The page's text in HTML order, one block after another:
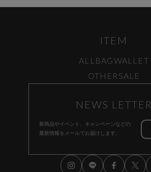
ITEM
ALL BAGWALLET
OTHER SALE
NEWS LETTER
新商品やイベント、キャンペーンなどの
最新情報をメールでお届けします。